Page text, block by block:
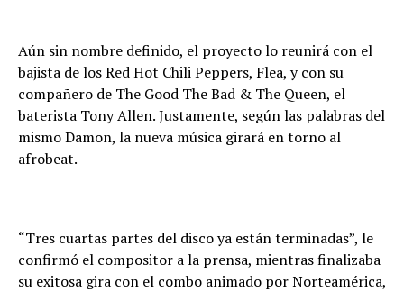
Aún sin nombre definido, el proyecto lo reunirá con el
bajista de los Red Hot Chili Peppers, Flea, y con su
compañero de The Good The Bad & The Queen, el
baterista Tony Allen. Justamente, según las palabras del
mismo Damon, la nueva música girará en torno al
afrobeat.
“Tres cuartas partes del disco ya están terminadas”, le
confirmó el compositor a la prensa, mientras finalizaba
su exitosa gira con el combo animado por Norteamérica,